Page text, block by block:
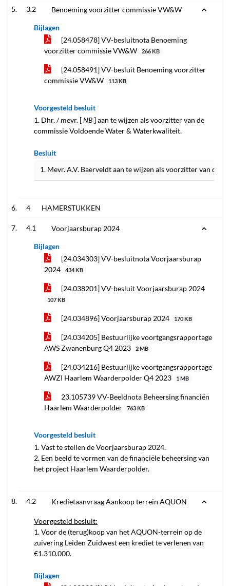
3.2 Benoeming voorzitter commissie VW&W
Bijlagen
[24.058478] VV-besluitnota Benoeming
voorzitter commissie VW&W
266 KB
[24.058491] VV-besluit Benoeming voorzitter
commissie VW&W
113 KB
Voorgesteld besluit
1. Dhr. / mevr. [NB] aan te wijzen als voorzitter van de
commissie Voldoende Water & Waterkwaliteit.
Besluit
1. Mevr. A.V. Baerveldt aan te wijzen als voorzitter van de
4 HAMERSTUKKEN
4.1 Voorjaarsburap 2024
Bijlagen
[24.034303] VV-besluitnota Voorjaarsburap
2024
434 KB
[24.038201] VV-besluit Voorjaarsburap 2024
107 KB
[24.034896] Voorjaarsburap 2024 170 KB
[24.034205] Bestuurlijke voortgangsrapportage
AWS Zwanenburg Q4 2023
2 MB
[24.034216] Bestuurlijke voortgangsrapportage
AWZI Haarlem Waarderpolder Q4 2023
1 MB
23.105739 VV-Beeldnota Beheersing financiën
Haarlem Waarderpolder
763 KB
Voorgesteld besluit
1. Vast te stellen de Voorjaarsburap 2024.
2. Een beeld te vormen van de financiële beheersing van
het project Haarlem Waarderpolder.
4.2 Kredietaanvraag Aankoop terrein AQUON
Voorgesteld besluit:
1. Voor de (terug)koop van het AQUON-terrein op de
zuivering Leiden Zuidwest een krediet te verlenen van
€1.310.000.
Bijlagen